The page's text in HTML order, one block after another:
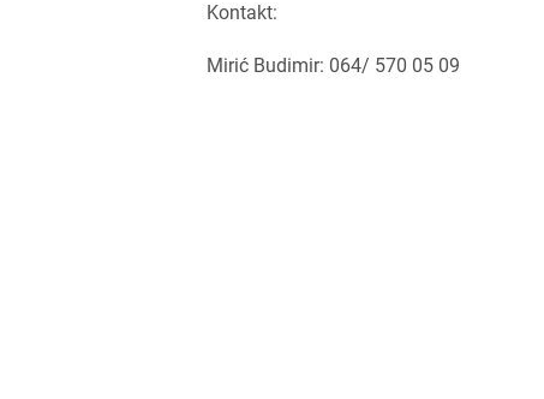
Kontakt:
Mirić Budimir: 064/ 570 05 09